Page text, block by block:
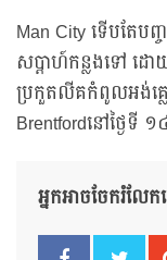
Man City ទើបតែប
សប្តាហ៍កន្លងទៅ ដោ
ប្រកួតលីគកំពូលអង់គ្ល
Brentfordនៅថ្ងៃទី
អ្នកអាចចែករំលែ